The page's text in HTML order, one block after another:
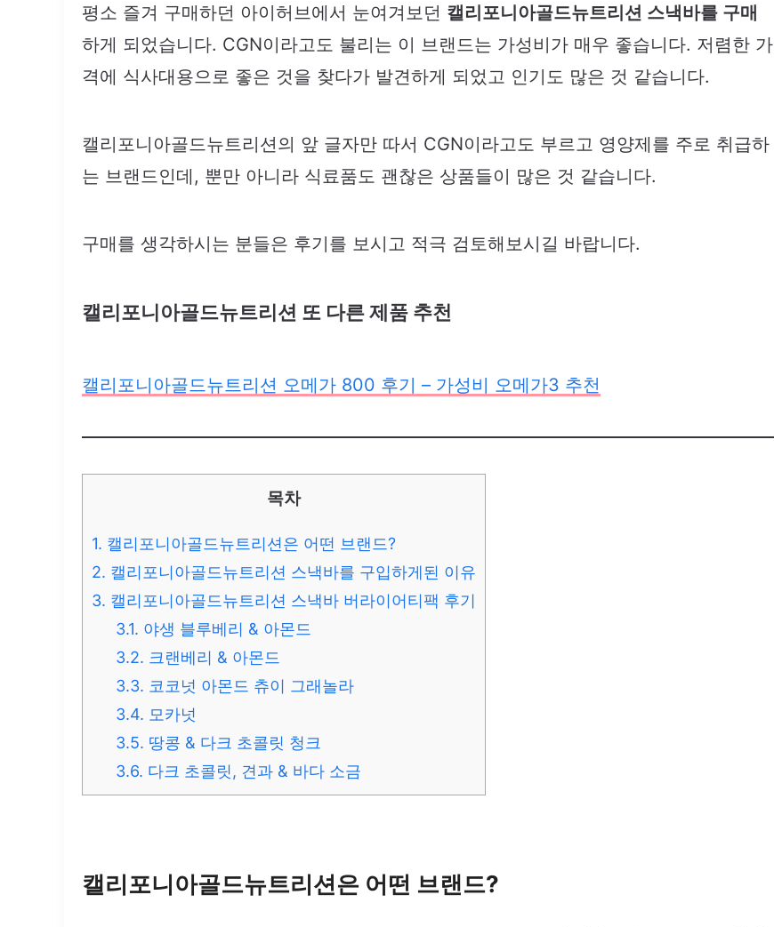
평소 즐겨 구매하던 아이허브에서 눈여겨보던 캘리포니아골드뉴트리션 스낵바를 구매
하게 되었습니다. CGN이라고도 불리는 이 브랜드는 가성비가 매우 좋습니다. 저렴한 가
격에 식사대용으로 좋은 것을 찾다가 발견하게 되었고 인기도 많은 것 같습니다.
캘리포니아골드뉴트리션의 앞 글자만 따서 CGN이라고도 부르고 영양제를 주로 취급하
는 브랜드인데, 뿐만 아니라 식료품도 괜찮은 상품들이 많은 것 같습니다.
구매를 생각하시는 분들은 후기를 보시고 적극 검토해보시길 바랍니다.
캘리포니아골드뉴트리션 또 다른 제품 추천
캘리포니아골드뉴트리션 오메가 800 후기 – 가성비 오메가3 추천
목차
1. 캘리포니아골드뉴트리션은 어떤 브랜드?
2. 캘리포니아골드뉴트리션 스낵바를 구입하게된 이유
3. 캘리포니아골드뉴트리션 스낵바 버라이어티팩 후기
3.1. 야생 블루베리 & 아몬드
3.2. 크랜베리 & 아몬드
3.3. 코코넛 아몬드 츄이 그래놀라
3.4. 모카넛
3.5. 땅콩 & 다크 초콜릿 청크
3.6. 다크 초콜릿, 견과 & 바다 소금
캘리포니아골드뉴트리션은 어떤 브랜드?